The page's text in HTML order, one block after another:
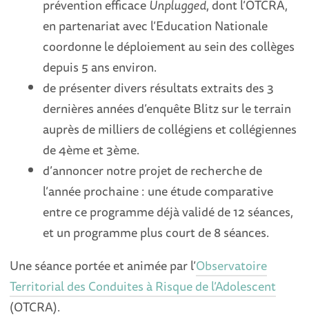
prévention efficace Unplugged, dont l’OTCRA,
en partenariat avec l’Education Nationale
coordonne le déploiement au sein des collèges
depuis 5 ans environ.
de présenter divers résultats extraits des 3
dernières années d’enquête Blitz sur le terrain
auprès de milliers de collégiens et collégiennes
de 4ème et 3ème.
d’annoncer notre projet de recherche de
l’année prochaine : une étude comparative
entre ce programme déjà validé de 12 séances,
et un programme plus court de 8 séances.
Une séance portée et animée par l’Observatoire
Territorial des Conduites à Risque de l’Adolescent
(OTCRA).